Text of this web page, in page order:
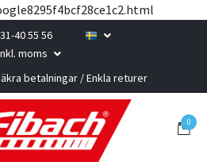
40 55 56
moms
betalningar / Enkla returer
0